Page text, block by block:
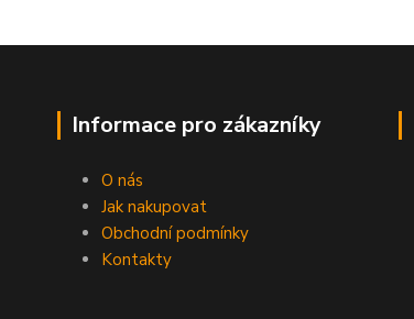
Informace pro zákazníky
O nás
Jak nakupovat
Obchodní podmínky
Kontakty